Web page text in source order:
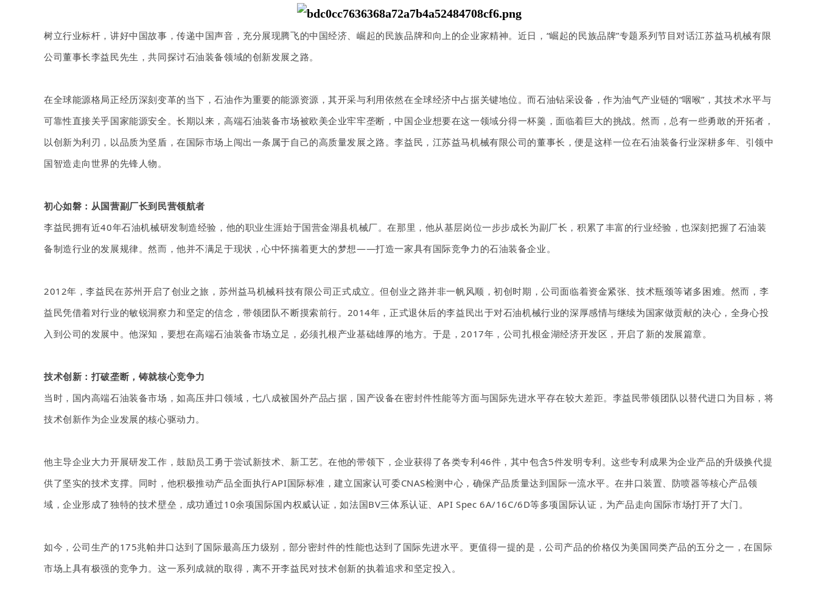
树立行业标杆，讲好中国故事，传递中国声音，充分展现腾飞的中国经济、崛起的民族品牌和向上的企业家精神。近日， “崛起的民族品牌”专题系列节目对话江苏益马机械有限
公司董事长李益民先生，共同探讨石油装备领域的创新发展之路。
在全球能源格局正经历深刻变革的当下，石油作为重要的能源资源，其开采与利用依然在全球经济中占据关键地位。而石油钻采设备，作为油气产业链的“咽喉”，其技术水平与
可靠性直接关乎国家能源安全。长期以来，高端石油装备市场被欧美企业牢牢垄断，中国企业想要在这一领域分得一杯羹，面临着巨大的挑战。然而，总有一些勇敢的开拓者，
以创新为利刃，以品质为坚盾，在国际市场上闯出一条属于自己的高质量发展之路。李益民，江苏益马机械有限公司的董事长，便是这样一位在石油装备行业深耕多年、引领中
国智造走向世界的先锋人物。
初心如磐：从国营副厂长到民营领航者
李益民拥有近40年石油机械研发制造经验，他的职业生涯始于国营金湖县机械厂。在那里，他从基层岗位一步步成长为副厂长，积累了丰富的行业经验，也深刻把握了石油装
备制造行业的发展规律。然而，他并不满足于现状，心中怀揣着更大的梦想——打造一家具有国际竞争力的石油装备企业。
2012年，李益民在苏州开启了创业之旅， 苏州益马机械科技有限公司正式成立。但创业之路并非一帆风顺，初创时期，公司面临着资金紧张、技术瓶颈等诸多困难。然而，李
益民凭借着对行业的敏锐洞察力和坚定的信念，带领团队不断摸索前行。 2014年， 正式退休后的李益民出于对石油机械行业的深厚感情与继续为国家做贡献的决心，全身心投
入到公司的发展中。他深知，要想在高端石油装备市场立足，必须扎根产业基础雄厚的地方。于是，2017年，公司扎根金湖经济开发区，开启了新的发展篇章。
技术创新：打破垄断，铸就核心竞争力
当时，国内高端石油装备市场，如高压井口领域，七八成被国外产品占据，国产设备在密封件性能等方面与国际先进水平存在较大差距。李益民带领团队以替代进口为目标，将
技术创新作为企业发展的核心驱动力。
他主导企业大力开展研发工作，鼓励员工勇于尝试新技术、新工艺。在他的带领下，企业获得了各类专利46件，其中包含5件发明专利。这些专利成果为企业产品的升级换代提
供了坚实的技术支撑。同时，他积极推动产品全面执行API国际标准，建立国家认可委CNAS检测中心，确保产品质量达到国际一流水平。在井口装置、防喷器等核心产品领
域，企业形成了独特的技术壁垒，成功通过10余项国际国内权威认证，如法国BV三体系认证、 API Spec 6A/16C/6D等多项国际认证，为产品走向国际市场打开了大门。
如今，公司生产的175兆帕井口达到了国际最高压力级别，部分密封件的性能也达到了国际先进水平。更值得一提的是，公司产品的价格仅为美国同类产品的五分之一，在国际
市场上具有极强的竞争力。这一系列成就的取得，离不开李益民对技术创新的执着追求和坚定投入。